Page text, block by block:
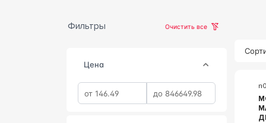
Фильтры Очистить все
Цена